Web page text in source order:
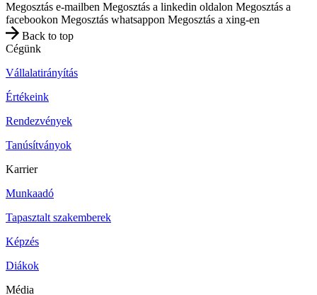
Megosztás e-mailben Megosztás a linkedin oldalon Megosztás a
facebookon Megosztás whatsappon Megosztás a xing-en
Back to top
Cégünk
Vállalatirányítás
Értékeink
Rendezvények
Tanúsítványok
Karrier
Munkaadó
Tapasztalt szakemberek
Képzés
Diákok
Média